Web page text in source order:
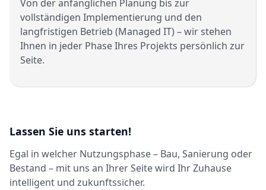
Von der anfänglichen Planung bis zur
vollständigen Implementierung und den
langfristigen Betrieb (Managed IT) – wir stehen
Ihnen in jeder Phase Ihres Projekts persönlich zur
Seite.
Lassen Sie uns starten!
Egal in welcher Nutzungsphase – Bau, Sanierung oder
Bestand – mit uns an Ihrer Seite wird Ihr Zuhause
intelligent und zukunftssicher.